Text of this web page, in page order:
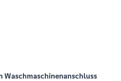
Waschmaschinenanschluss